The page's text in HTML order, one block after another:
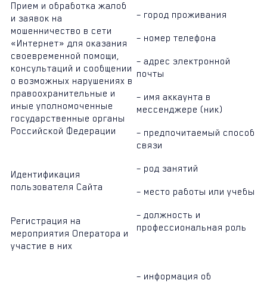
Прием и обработка жалоб
и заявок на
мошенничество в сети
«Интернет» для оказания
своевременной помощи,
консультаций и сообщении
о возможных нарушениях в
правоохранительные и
иные уполномоченные
государственные органы
Российской Федерации
– город проживания
– номер телефона
– адрес электронной
почты
– имя аккаунта в
мессенджере (ник)
– предпочитаемый способ
связи
– род занятий
– место работы или учебы
– должность и
профессиональная роль
Идентификация
пользователя Сайта
Регистрация на
мероприятия Оператора и
участие в них
– информация об